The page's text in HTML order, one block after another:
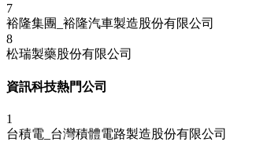
7
裕隆集團_裕隆汽車製造股份有限公司
8
松瑞製藥股份有限公司
資訊科技熱門公司
1
台積電_台灣積體電路製造股份有限公司